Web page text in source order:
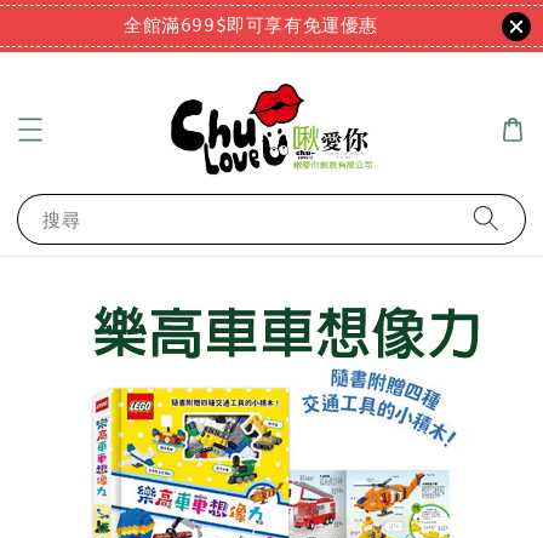
全館滿699$即可享有免運優惠
搜尋